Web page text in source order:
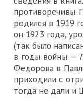
противоречивы.
родился в 1919
он 1923 года,
(так было
в годы войны. —
Федорова в
приходили с
тогда не дали и